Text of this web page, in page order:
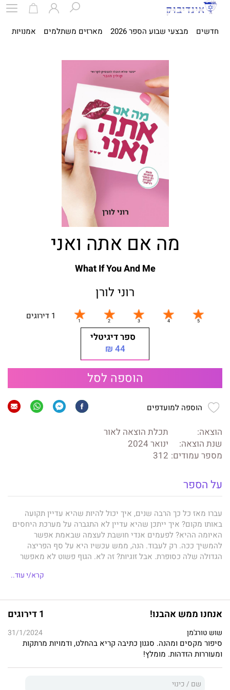
חדשים מבצעי שבוע הספר 2026 מארזים משתלמים אמנויות
מה אם אתה ואני
What If You And Me
רוני לורן
1 דירוגים
ספר דיגיטלי
44 ₪
הוספה לסל
הוספה למועדפים
הוצאה:
תכלת הוצאה לאור
שנת הוצאה:
ינואר 2024
מספר עמודים: 312
על הספר
עברו מאז כל כך הרבה שנים, איך יכול להיות שהיא עדיין תקועה
באותו מקום? איך ייתכן שהיא עדיין לא התגברה על מערכת היחסים
האיומה ההיא? לפעמים אנדי חושבת לעצמה שבאמת אפשר
להמשיך ככה. רק לעבוד. הנה, ממש עכשיו היא על סף הפריצה
הגדולה שלה כסופרת. אבל זוגיות? זה לא. הגוף פשוט לא מאפשר
כל כך הרבה לילות הלכה לישון לבד, אבל עכשיו גם השינה נלקחה
ממנה. השכן שלה לא מפסיק להרעיש בלילות. מה יש לו, למען
גבר חסון שמציל בני אדם. ועכשיו מה? מה הוא כבר שווה ?
קרא/י עוד..
אנחנו ממש אהבנו! 1 דירוגים
שוש טורג'מן 31/1/2024
סיפור מקסים ומהנה. סגנון כתיבה קריא בהחלט, ודמויות מרתקות
ומעוררות הזדהות. מומלץ!